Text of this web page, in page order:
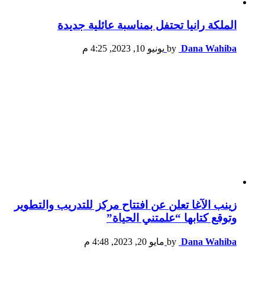
الملكة رانيا تحتفل بمناسبة عائلية جديدة
by Dana Wahiba يونيو 10, 2023, 4:25 م
زينب الآغا تعلن عن افتتاح مركز للتدريب والتطوير
وتوقع كتابها “علمتني الحياة”
by Dana Wahiba مايو 20, 2023, 4:48 م